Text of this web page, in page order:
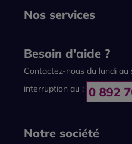
Nos services
Besoin d'aide ?
Contactez-nous du lundi au
interruption au :
Notre société